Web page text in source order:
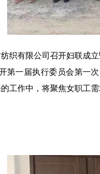
有限公司召开妇联成立
第一届执行委员会第一
工作中，将聚焦女职工